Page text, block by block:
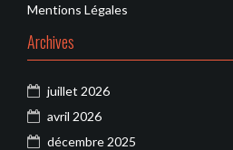
Mentions Légales
Archives
juillet 2026
avril 2026
décembre 2025